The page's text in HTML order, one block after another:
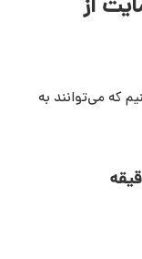
از
که می‌توانند به